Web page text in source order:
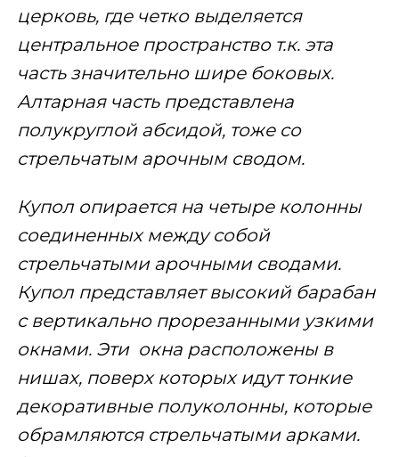
церковь, где четко выделяется
центральное пространство т.к. эта
часть значительно шире боковых.
Алтарная часть представлена
полукруглой абсидой, тоже со
стрельчатым арочным сводом.
Купол опирается на четыре колонны
соединенных между собой
стрельчатыми арочными сводами.
Купол представляет высокий барабан
с вертикально прорезанными узкими
окнами. Эти окна расположены в
нишах, поверх которых идут тонкие
декоративные полуколонны, которые
обрамляются стрельчатыми арками.